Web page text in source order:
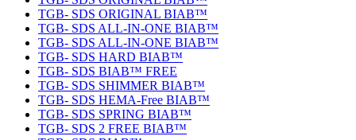
TGB- SDS ORIGINAL BIAB™
TGB- SDS ALL-IN-ONE BIAB™
TGB- SDS ALL-IN-ONE BIAB™
TGB- SDS HARD BIAB™
TGB- SDS BIAB™ FREE
TGB- SDS SHIMMER BIAB™
TGB- SDS HEMA-Free BIAB™
TGB- SDS SPRING BIAB™
TGB- SDS 2 FREE BIAB™